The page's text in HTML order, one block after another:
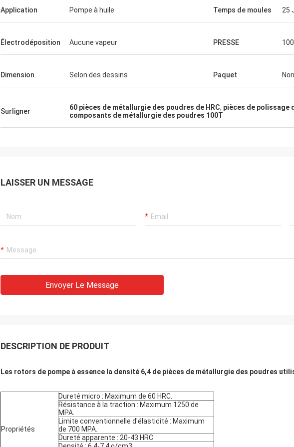
Application Pompe à huile Temps de moules 25
Électrodéposition Aucune vapeur PRESSE
Dimension Selon des dessins Paquet
Surligner 60 pièces de métallurgie des poudres de HRC, pièces de polissage
composants de métallurgie des poudres 100T
LAISSER UN MESSAGE
Envoyer Le Message
DESCRIPTION DE PRODUIT
Les rotors de pompe à essence la densité 6,4 de pièces de métallurgie des poudres
Propriétés
Dureté micro : Maximum de 60 HRC.
Résistance à la traction : Maximum 1250 de
MPA.
Limite conventionnelle d'élasticité : Maximum
de 700 MPA.
Dureté apparente : 20-43 HRC